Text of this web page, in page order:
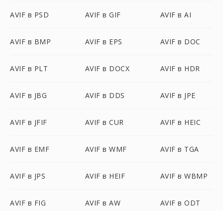
AVIF в PSD AVIF в GIF AVIF в AI
AVIF в BMP AVIF в EPS AVIF в DOC
AVIF в PLT AVIF в DOCX AVIF в HDR
AVIF в JBG AVIF в DDS AVIF в JPE
AVIF в JFIF AVIF в CUR AVIF в HEIC
AVIF в EMF AVIF в WMF AVIF в TGA
AVIF в JPS AVIF в HEIF AVIF в WBMP
AVIF в FIG AVIF в AW AVIF в ODT